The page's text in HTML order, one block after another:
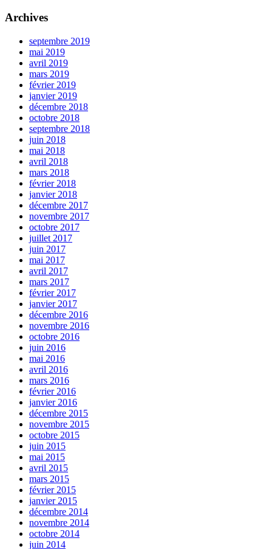
Archives
septembre 2019
mai 2019
avril 2019
mars 2019
février 2019
janvier 2019
décembre 2018
octobre 2018
septembre 2018
juin 2018
mai 2018
avril 2018
mars 2018
février 2018
janvier 2018
décembre 2017
novembre 2017
octobre 2017
juillet 2017
juin 2017
mai 2017
avril 2017
mars 2017
février 2017
janvier 2017
décembre 2016
novembre 2016
octobre 2016
juin 2016
mai 2016
avril 2016
mars 2016
février 2016
janvier 2016
décembre 2015
novembre 2015
octobre 2015
juin 2015
mai 2015
avril 2015
mars 2015
février 2015
janvier 2015
décembre 2014
novembre 2014
octobre 2014
juin 2014